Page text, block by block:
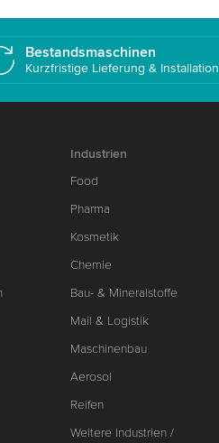
Bestandsmaschinen
Kurzfristige Lieferung & Installation
Industrien
Food
Pharma
Kosmetik
Chemie
Bau- & Mineralstoffe
Mail & Logistik
Maschinenbau
Aerosol
Reifen
Weitere Industrien /